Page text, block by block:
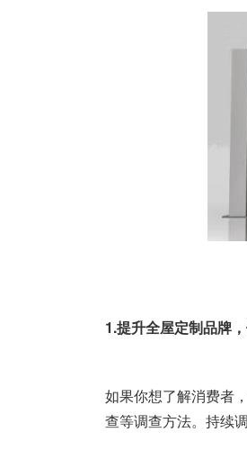
1.提升全屋定制品牌
如果你想了解消费者
查等调查方法。持续